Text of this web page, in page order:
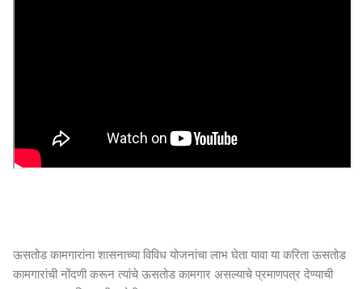
ऊसतोड कामगारांना शासनाच्या विविध योजनांचा लाभ घेता यावा या करिता ऊसतोड
कामगारांची नोंदणी करून त्यांचे ऊसतोड कामगार असल्याचे प्रमाणपत्र देण्याची